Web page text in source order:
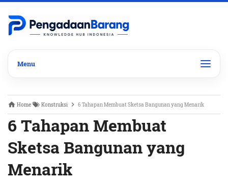
Home Konstruksi 6 Tahapan Membuat Sketsa Bangunan yang Menarik
6 Tahapan Membuat
Sketsa Bangunan yang
Menarik